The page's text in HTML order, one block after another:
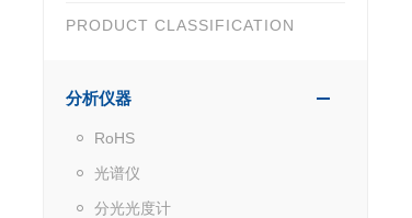
PRODUCT CLASSIFICATION
分析仪器
RoHS
光谱仪
分光光度计